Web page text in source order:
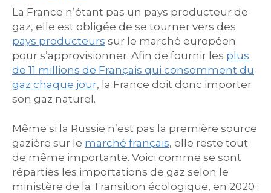
La France n’étant pas un pays producteur de
gaz, elle est obligée de se tourner vers des
pays producteurs sur le marché européen
pour s’approvisionner. Afin de fournir les plus
de 11 millions de Français qui consomment du
gaz chaque jour, la France doit donc importer
son gaz naturel.
Même si la Russie n’est pas la première source
gazière sur le marché français, elle reste tout
de même importante. Voici comme se sont
réparties les importations de gaz selon le
ministère de la Transition écologique, en 2020 :